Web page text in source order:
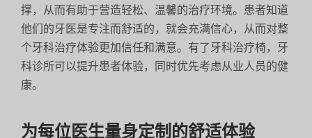
撑，从而有助于营造轻松、温馨的治疗环境。患者知道
他们的牙医是专注而舒适的，就会充满信心，从而对整
个牙科治疗体验更加信任和满意。有了牙科治疗椅，牙
科诊所可以提升患者体验，同时优先考虑从业人员的健
康。
为每位医生量身定制的舒适体验